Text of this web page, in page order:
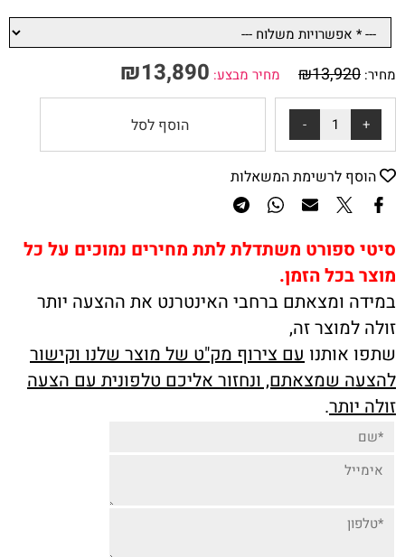
מחיר: ₪13,920 מחיר מבצע: ₪13,890
הוסף לסל
הוסף לרשימת המשאלות
סיטי ספורט משתדלת לתת מחירים נמוכים על כל
מוצר בכל הזמן.
במידה ומצאתם ברחבי האינטרנט את ההצעה יותר
זולה למוצר זה,
שתפו אותנו עם צירוף מק"ט של מוצר שלנו וקישור
להצעה שמצאתם, ונחזור אליכם טלפונית עם הצעה
זולה יותר.